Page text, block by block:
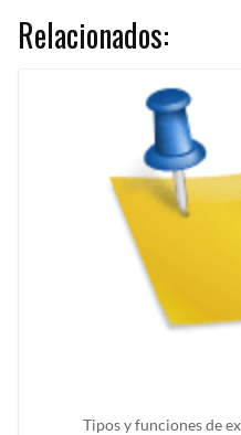
Relacionados:
Tipos y funciones de